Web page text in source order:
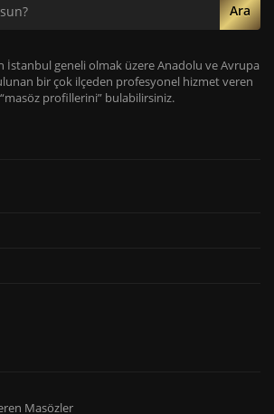
Ara
İstanbul geneli olmak üzere Anadolu ve Avrupa
bir çok ilçeden profesyonel hizmet veren
profillerini” bulabilirsiniz.
Masözler